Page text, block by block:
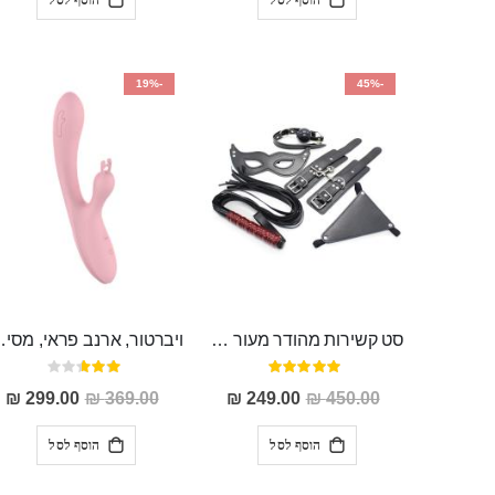
-45%
סט קשירות מהודר מעור המכיל 5 חלקים "Ariki"
דירוג:
450.00 ₪
מחיר
מבצע
249.00 ₪
הוסף לסל
-19%
ויברטור,
דירוג:
369.00 ₪
מחיר
מבצע
299.00 ₪
הוסף לסל